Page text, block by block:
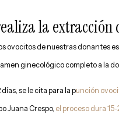
la
ovocitos de nuestras donantes
ginecológico completo a la
se le cita para la punción
Juana Crespo, el proceso dura